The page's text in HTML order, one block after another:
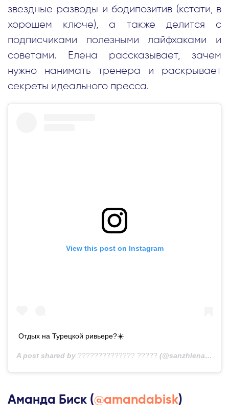
звездные разводы и бодипозитив (кстати, в
хорошем ключе), а также делится с
подписчиками полезными лайфхаками и
советами. Елена рассказывает, зачем
нужно нанимать тренера и раскрывает
секреты идеального пресса.
View this post on Instagram
Отдых на Турецкой ривьере?☀️
A post shared by ?????????????? ????? (@sanzhlena) on
Аманда Биск (@amandabisk)